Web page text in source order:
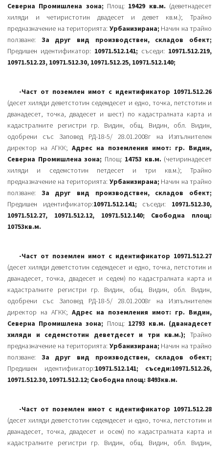
Северна Промишлена зона; Площ: 19429 кв.м. (деветнадесет
хиляди и четиристотин двадесет и девет кв.м.); Трайно
предназначение на територията: Урбанизирана; Начин на трайно
ползване: За друг вид производствен, складов обект;
Предишен идентификатор: 10971.512.141; съседи: 10971.512.219,
10971.512.23, 10971.512.30, 10971.512.25, 10971.512.140;
-Част от поземлен имот с идентификатор 10971.512.26
(десет хиляди деветстотин седемдесет и едно, точка, петстотин и
дванадесет, точка, двадесет и шест) по кадастралната карта и
кадастралните регистри гр. Видин, общ. Видин, обл. Видин,
одобрени със Заповед РД-18-5/ 28.01.2008г на Изпълнителен
директор на АГКК; Адрес на поземления имот: гр. Видин,
Северна Промишлена зона; Площ: 14753 кв.м. (четиринадесет
хиляди и седемстотин петдесет и три кв.м.); Трайно
предназначение на територията: Урбанизирана; Начин на трайно
ползване: За друг вид производствен, складов обект;
Предишен идентификатор:10971.512.141; съседи: 10971.512.30,
10971.512.27, 10971.512.12, 10971.512.140; Свободна площ:
10753кв.м.
-Част от поземлен имот с идентификатор 10971.512.27
(десет хиляди деветстотин седемдесет и едно, точка, петстотин и
дванадесет, точка, двадесет и седем) по кадастралната карта и
кадастралните регистри гр. Видин, общ. Видин, обл. Видин,
одобрени със Заповед РД-18-5/ 28.01.2008г на Изпълнителен
директор на АГКК; Адрес на поземления имот: гр. Видин,
Северна Промишлена зона; Площ: 12793 кв.м. (дванадесет
хиляди и седемстотин деветдесет и три кв.м.); Трайно
предназначение на територията: Урбанизирана; Начин на трайно
ползване: За друг вид производствен, складов обект;
Предишен идентификатор:10971.512.141; съседи:10971.512.26,
10971.512.30, 10971.512.12; Свободна площ: 8493кв.м.
-Част от поземлен имот с идентификатор 10971.512.28
(десет хиляди деветстотин седемдесет и едно, точка, петстотин и
дванадесет, точка, двадесет и осем) по кадастралната карта и
кадастралните регистри гр. Видин, общ. Видин, обл. Видин,